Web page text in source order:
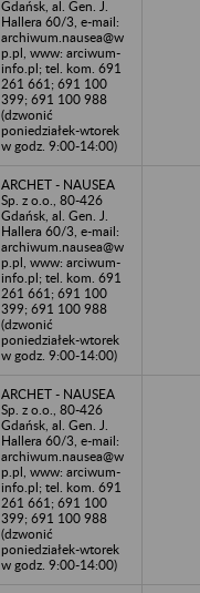
Gdańsk, al. Gen. J.
Hallera 60/3, e-mail:
archiwum.nausea@w
p.pl, www: arciwum-
info.pl; tel. kom. 691
261 661; 691 100
399; 691 100 988
(dzwonić
poniedziałek-wtorek
w godz. 9:00-14:00)
ARCHET - NAUSEA
Sp. z o.o., 80-426
Gdańsk, al. Gen. J.
Hallera 60/3, e-mail:
archiwum.nausea@w
p.pl, www: arciwum-
info.pl; tel. kom. 691
261 661; 691 100
399; 691 100 988
(dzwonić
poniedziałek-wtorek
w godz. 9:00-14:00)
ARCHET - NAUSEA
Sp. z o.o., 80-426
Gdańsk, al. Gen. J.
Hallera 60/3, e-mail:
archiwum.nausea@w
p.pl, www: arciwum-
info.pl; tel. kom. 691
261 661; 691 100
399; 691 100 988
(dzwonić
poniedziałek-wtorek
w godz. 9:00-14:00)